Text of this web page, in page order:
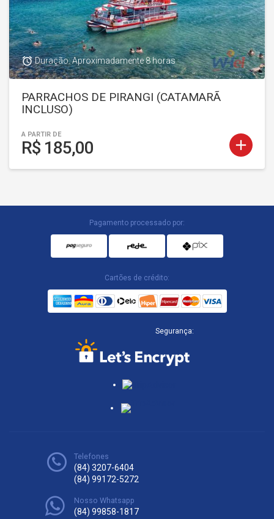
add
access_alarmDuração: Aproximadamente 8 horas
PARRACHOS DE PIRANGI (CATAMARÃ
INCLUSO)
A PARTIR DE
R$ 185,00
Pagamento processado por:
Cartões de crédito:
Segurança:
Telefones
(84) 3207-6404
(84) 99172-5272
Nosso Whatsapp
(84) 99858-1817